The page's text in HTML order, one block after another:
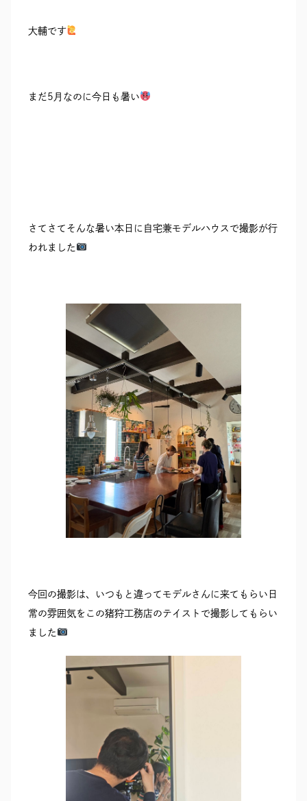
大輔です
まだ5月なのに今日も暑い
さてさてそんな暑い本日に自宅兼モデルハウスで撮影が行
われました
今回の撮影は、いつもと違ってモデルさんに来てもらい日
常の雰囲気をこの猪狩工務店のテイストで撮影してもらい
ました